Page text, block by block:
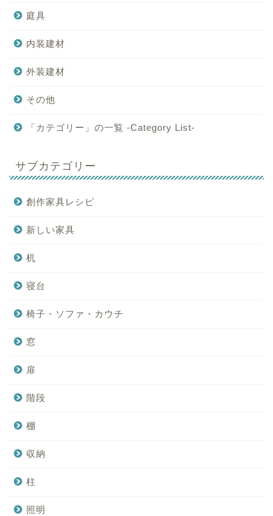
庭具
内装建材
外装建材
その他
「カテゴリー」の一覧 -Category List-
サブカテゴリー
創作家具レシピ
新しい家具
机
寝台
椅子・ソファ・カウチ
窓
扉
階段
棚
収納
柱
照明